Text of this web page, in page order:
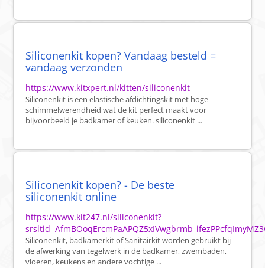
Siliconenkit kopen? Vandaag besteld =
vandaag verzonden
https://www.kitxpert.nl/kitten/siliconenkit
Siliconenkit is een elastische afdichtingskit met hoge
schimmelwerendheid wat de kit perfect maakt voor
bijvoorbeeld je badkamer of keuken. siliconenkit ...
Siliconenkit kopen? - De beste
siliconenkit online
https://www.kit247.nl/siliconenkit?
Siliconenkit, badkamerkit of Sanitairkit worden gebruikt bij
de afwerking van tegelwerk in de badkamer, zwembaden,
vloeren, keukens en andere vochtige ...